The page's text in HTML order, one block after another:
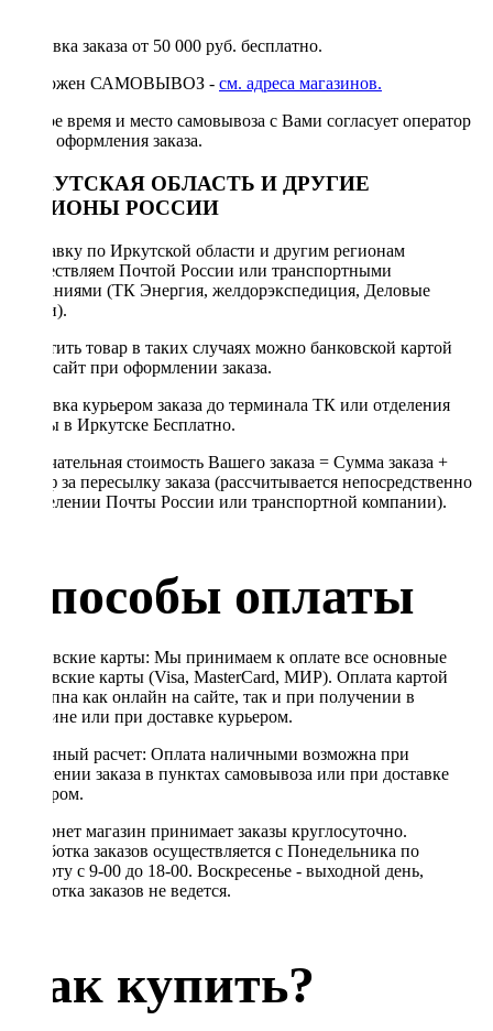
Доставка заказа от 50 000 руб. бесплатно.
Возможен САМОВЫВОЗ - см. адреса магазинов.
Точное время и место самовывоза с Вами согласует оператор
после оформления заказа.
ИРКУТСКАЯ ОБЛАСТЬ И ДРУГИЕ
РЕГИОНЫ РОССИИ
Отправку по Иркутской области и другим регионам
осуществляем Почтой России или транспортными
компаниями (ТК Энергия, желдорэкспедиция, Деловые
линии).
Оплатить товар в таких случаях можно банковской картой
через сайт при оформлении заказа.
Доставка курьером заказа до терминала ТК или отделения
Почты в Иркутске Бесплатно.
Окончательная стоимость Вашего заказа = Сумма заказа +
Тариф за пересылку заказа (рассчитывается непосредственно
в отделении Почты России или транспортной компании).
Способы оплаты
Банковские карты: Мы принимаем к оплате все основные
банковские карты (Visa, MasterCard, МИР). Оплата картой
доступна как онлайн на сайте, так и при получении в
магазине или при доставке курьером.
Наличный расчет: Оплата наличными возможна при
получении заказа в пунктах самовывоза или при доставке
курьером.
Интернет магазин принимает заказы круглосуточно.
Обработка заказов осуществляется с Понедельника по
Субботу с 9-00 до 18-00. Воскресенье - выходной день,
обработка заказов не ведется.
Как купить?